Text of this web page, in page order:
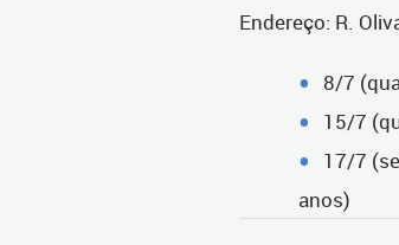
Endereço: R.
8/7
15/7
17/7
anos)